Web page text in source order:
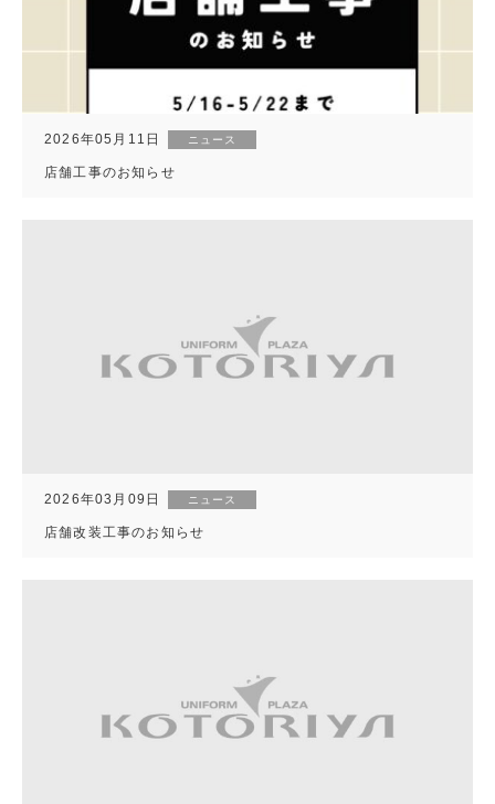
2026年05月11日 ニュース
店舗工事のお知らせ
2026年03月09日 ニュース
店舗改装工事のお知らせ